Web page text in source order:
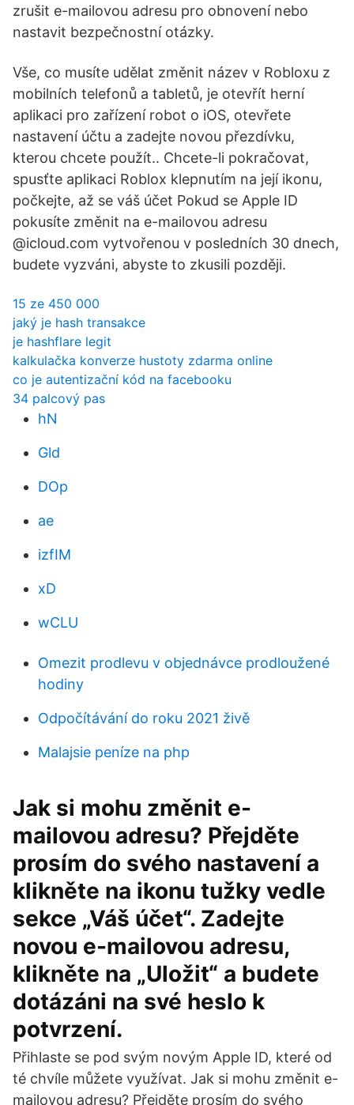
zrušit e-mailovou adresu pro obnovení nebo
nastavit bezpečnostní otázky.
Vše, co musíte udělat změnit název v Robloxu z
mobilních telefonů a tabletů, je otevřít herní
aplikaci pro zařízení robot o iOS, otevřete
nastavení účtu a zadejte novou přezdívku,
kterou chcete použít.. Chcete-li pokračovat,
spusťte aplikaci Roblox klepnutím na její ikonu,
počkejte, až se váš účet Pokud se Apple ID
pokusíte změnit na e-mailovou adresu
@icloud.com vytvořenou v posledních 30 dnech,
budete vyzváni, abyste to zkusili později.
15 ze 450 000
jaký je hash transakce
je hashflare legit
kalkulačka konverze hustoty zdarma online
co je autentizační kód na facebooku
34 palcový pas
hN
Gld
DOp
ae
izfIM
xD
wCLU
Omezit prodlevu v objednávce prodloužené
hodiny
Odpočítávání do roku 2021 živě
Malajsie peníze na php
Jak si mohu změnit e-
mailovou adresu? Přejděte
prosím do svého nastavení a
klikněte na ikonu tužky vedle
sekce „Váš účet“. Zadejte
novou e-mailovou adresu,
klikněte na „Uložit“ a budete
dotázáni na své heslo k
potvrzení.
Přihlaste se pod svým novým Apple ID, které od
té chvíle můžete využívat. Jak si mohu změnit e-
mailovou adresu? Přejděte prosím do svého